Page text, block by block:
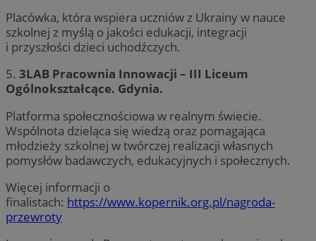
Placówka, która wspiera uczniów z Ukrainy w nauce
szkolnej z myślą o jakości edukacji, integracji
i przyszłości dzieci uchodźczych.
5. 3LAB Pracownia Innowacji – III Liceum
Ogólnokształcące. Gdynia.
Platforma społecznościowa w realnym świecie.
Wspólnota dzieląca się wiedzą oraz pomagająca
młodzieży szkolnej w twórczej realizacji własnych
pomysłów badawczych, edukacyjnych i społecznych.
Więcej informacji o
finalistach: https://www.kopernik.org.pl/nagroda-
przewroty